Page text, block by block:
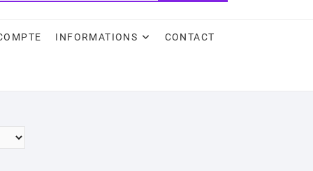
INFORMATIONS CONTACT